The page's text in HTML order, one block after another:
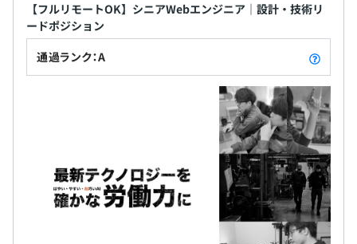
【フルリモートOK】シニアWebエンジニア｜設計・技術リ
ードポジション
通過ランク：A